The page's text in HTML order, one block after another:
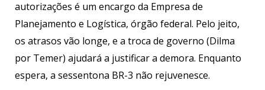
autorizações é um encargo da Empresa de
Planejamento e Logística, órgão federal. Pelo jeito,
os atrasos vão longe, e a troca de governo (Dilma
por Temer) ajudará a justificar a demora. Enquanto
espera, a sessentona BR-3 não rejuvenesce.